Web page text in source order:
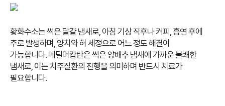
황화수소는 썩은 달걀 냄새로, 아침 기상 직후나 커피, 흡연 후에
주로 발생하며, 양치와 혀 세정으로 어느 정도 해결이
가능합니다. 메틸머캅탄은 썩은 양배추 냄새에 가까운 불쾌한
냄새로, 이는 치주질환의 진행을 의미하며 반드시 치료가
필요합니다.